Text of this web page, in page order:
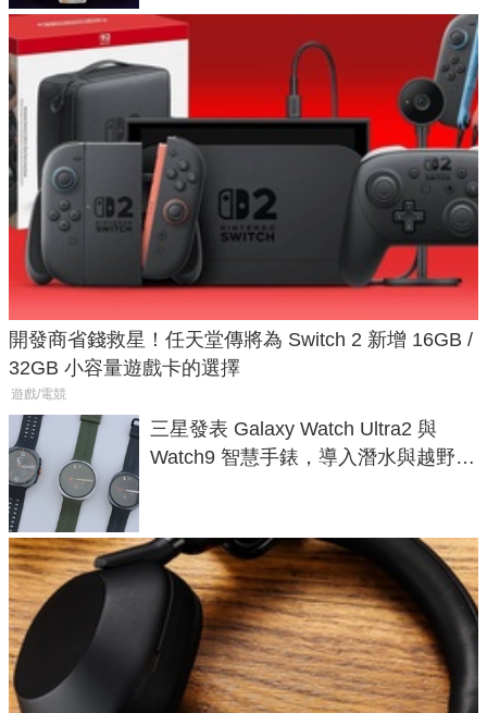
開發商省錢救星！任天堂傳將為 Switch 2 新增 16GB /
32GB 小容量遊戲卡的選擇
遊戲/電競
三星發表 Galaxy Watch Ultra2 與
Watch9 智慧手錶，導入潛水與越野跑